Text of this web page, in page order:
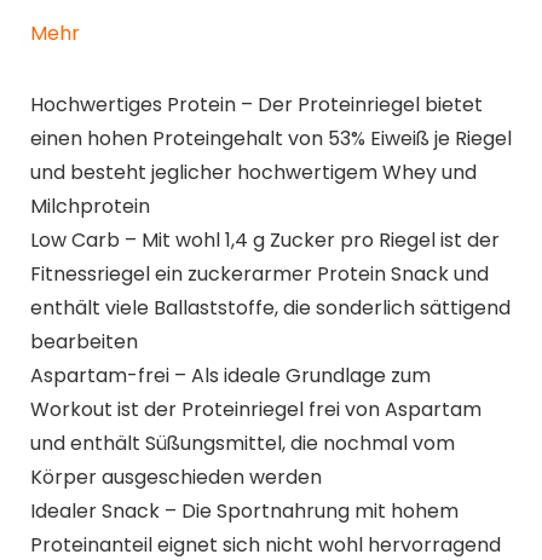
Mehr
Hochwertiges Protein – Der Proteinriegel bietet
einen hohen Proteingehalt von 53% Eiweiß je Riegel
und besteht jeglicher hochwertigem Whey und
Milchprotein
Low Carb – Mit wohl 1,4 g Zucker pro Riegel ist der
Fitnessriegel ein zuckerarmer Protein Snack und
enthält viele Ballaststoffe, die sonderlich sättigend
bearbeiten
Aspartam-frei – Als ideale Grundlage zum
Workout ist der Proteinriegel frei von Aspartam
und enthält Süßungsmittel, die nochmal vom
Körper ausgeschieden werden
Idealer Snack – Die Sportnahrung mit hohem
Proteinanteil eignet sich nicht wohl hervorragend